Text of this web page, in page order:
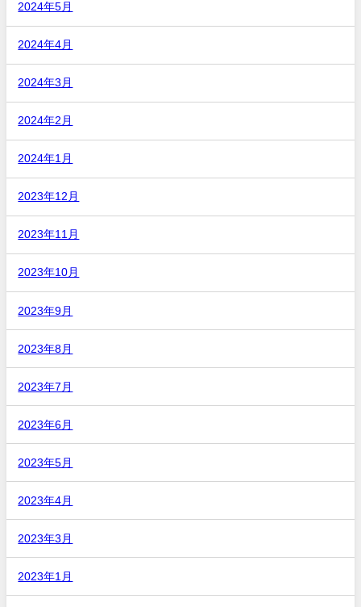
2024年5月
2024年4月
2024年3月
2024年2月
2024年1月
2023年12月
2023年11月
2023年10月
2023年9月
2023年8月
2023年7月
2023年6月
2023年5月
2023年4月
2023年3月
2023年1月